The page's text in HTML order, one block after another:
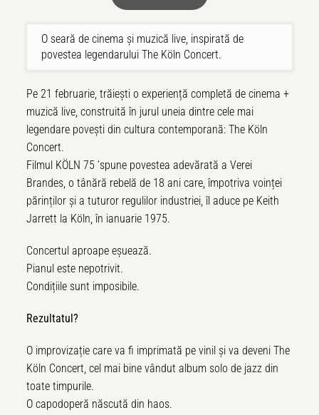
O seară de cinema și muzică live, inspirată de
povestea legendarului The Köln Concert.
Pe 21 februarie, trăiești o experiență completă de cinema +
muzică live, construită în jurul uneia dintre cele mai
legendare povești din cultura contemporană: The Köln
Concert.
Filmul KÖLN 75 ’spune povestea adevăratăa Verei
Brandes, o tânără rebelă de 18 ani care, împotriva voinței
părinților și a tuturor regulilor industriei, îl aduce pe Keith
Jarrett la Köln,în ianuarie 1975.
Concertul aproape eșuează.
Pianul este nepotrivit.
Condițiile sunt imposibile.
Rezultatul?
O improvizație care va fi imprimată pe vinil și va deveni The
Köln Concert, cel mai bine vândut album solo de jazz din
toate timpurile.
O capodoperă născută din haos.